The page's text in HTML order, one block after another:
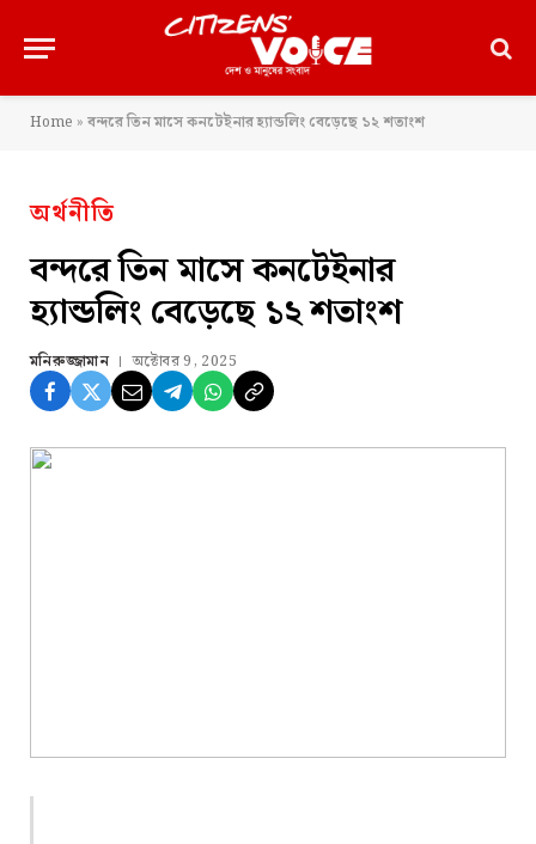
Home » বন্দরে তিন মাসে কনটেইনার হ্যান্ডলিং বেড়েছে ১২ শতাংশ
অর্থনীতি
বন্দরে তিন মাসে কনটেইনার
হ্যান্ডলিং বেড়েছে ১২ শতাংশ
মনিরুজ্জামান অক্টোবর 9, 2025